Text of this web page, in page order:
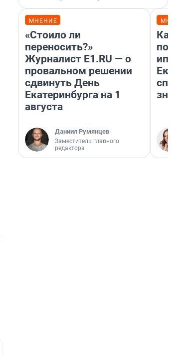
МНЕНИЕ
«Стоило ли
переносить?»
Журналист E1.RU — о
провальном решении
сдвинуть День
Екатеринбурга на 1
августа
Даниил Румянцев
Заместитель главного
редактора
Как